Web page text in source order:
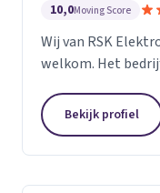
10,0Moving Score
Wij van RSK
welkom. Het
opgericht op 25
aannemers...
Bekijk profiel